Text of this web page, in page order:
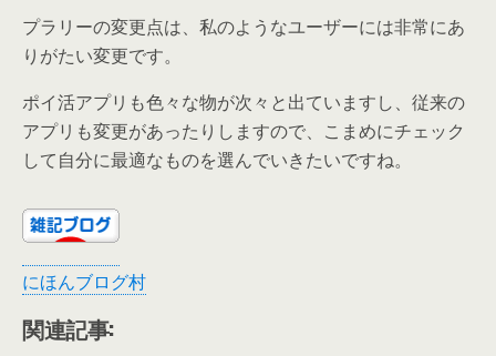
プラリーの変更点は、私のようなユーザーには非常にあ
りがたい変更です。
ポイ活アプリも色々な物が次々と出ていますし、従来の
アプリも変更があったりしますので、こまめにチェック
して自分に最適なものを選んでいきたいですね。
にほんブログ村
関連記事: